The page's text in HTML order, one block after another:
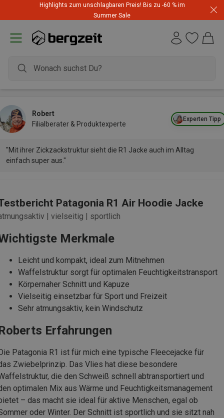
Highlights zum unschlagbaren Preis! Bis zu -60 % im
Summer Sale
Experten Tipp
Robert
Filialberater & Produktexperte
"Mit ihrer Zickzackstruktur sieht die R1 Jacke auch im Alltag
einfach super aus."
Patagonia R1 Air Hoodie Jacke
| vielseitig | sportlich
Merkmale
Leicht und kompakt, ideal zum Mitnehmen
Waffelstruktur sorgt für optimalen Feuchtigkeitstransport
Körpernaher Schnitt und Kapuze
Vielseitig einsetzbar für Sport und Freizeit
Sehr atmungsaktiv, kein Windschutz
Erfahrungen
Patagonia R1 ist für mich eine typische Fleecejacke für
Zwiebelprinzip. Das Vlies hat diese besondere
die den Schweiß schnell abtransportiert und
optimalen Mix aus Wärme und Feuchtigkeitsmanagement
– das macht sie ideal für aktive Menschen, egal ob
oder Winter. Der Schnitt ist sportlich und sie sitzt nah